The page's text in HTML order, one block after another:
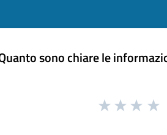
sono chiare le